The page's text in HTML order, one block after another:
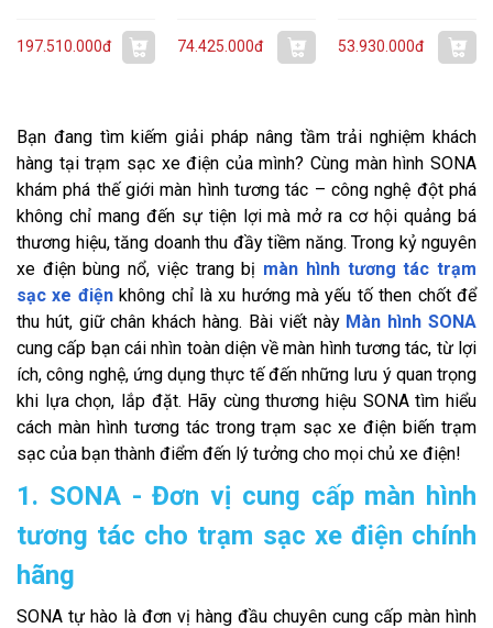
197.510.000đ 74.425.000đ 53.930.000đ
Bạn đang tìm kiếm giải pháp nâng tầm trải nghiệm khách
hàng tại trạm sạc xe điện của mình? Cùng màn hình SONA
khám phá thế giới màn hình tương tác – công nghệ đột phá
không chỉ mang đến sự tiện lợi mà mở ra cơ hội quảng bá
thương hiệu, tăng doanh thu đầy tiềm năng. Trong kỷ nguyên
xe điện bùng nổ, việc trang bị màn hình tương tác trạm
sạc xe điệnkhông chỉ là xu hướng mà yếu tố then chốt để
thu hút, giữ chân khách hàng. Bài viết này Màn hình SONA
cung cấp bạn cái nhìn toàn diện về màn hình tương tác, từ lợi
ích, công nghệ, ứng dụng thực tế đến những lưu ý quan trọng
khi lựa chọn, lắp đặt. Hãy cùng thương hiệu SONA tìm hiểu
cách màn hình tương tác trong trạm sạc xe điện biến trạm
sạc của bạn thành điểm đến lý tưởng cho mọi chủ xe điện!
1. SONA - Đơn vị cung cấp màn hình
tương tác cho trạm sạc xe điện chính
hãng
SONA tự hào là đơn vị hàng đầu chuyên cung cấp màn hình